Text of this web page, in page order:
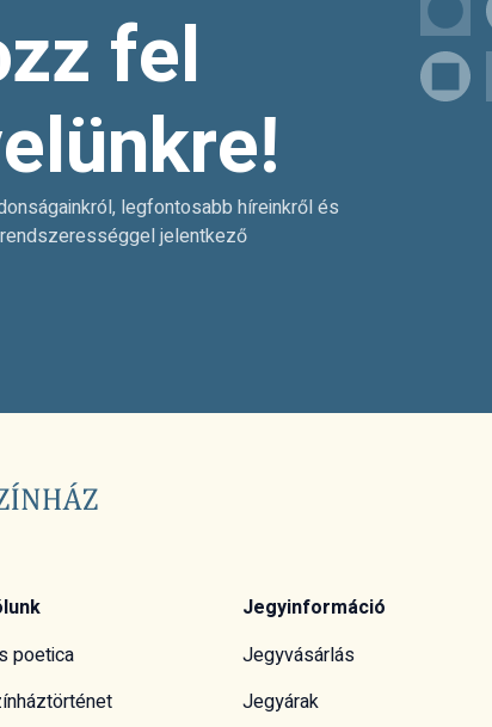
fel
legfontosabb híreinkről és
jelentkező
poetica
Jegyinformáció
Jegyvásárlás
Jegyárak